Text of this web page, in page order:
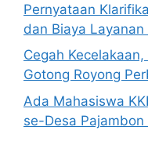
Pernyataan
dan Biaya
Cegah
Gotong Royong
Ada Mahasiswa
se-Desa